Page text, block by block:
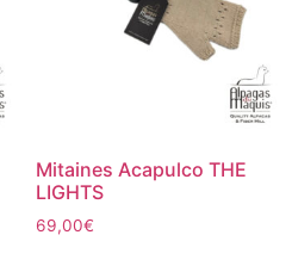
Mitaines Acapulco THE
LIGHTS
69,00€